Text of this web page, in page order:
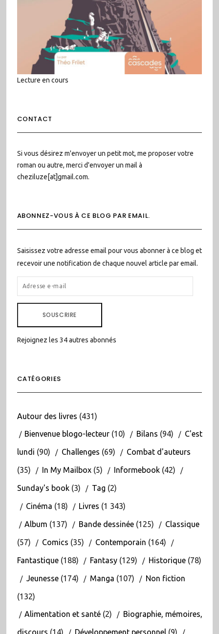
Lecture en cours
CONTACT
Si vous désirez m'envoyer un petit mot, me proposer votre
roman ou autre, merci d'envoyer un mail à
cheziluze[at]gmail.com.
ABONNEZ-VOUS À CE BLOG PAR EMAIL.
Saisissez votre adresse email pour vous abonner à ce blog et
recevoir une notification de chaque nouvel article par email.
ADRESSE
E-
SOUSCRIRE
Rejoignez les 34 autres abonnés
CATÉGORIES
Autour des livres (431)
Bienvenue blogo-lecteur(10) Bilans (94) C'est
lundi (90) Challenges (69) Combat d'auteurs
(35) In My Mailbox(5) Informebook(42)
Sunday's book(3) Tag (2)
Cinéma (18) Livres (1 343)
Album (137) Bande dessinée(125) Classique
(57) Comics (35) Contemporain (164)
Fantastique(188) Fantasy(129) Historique(78)
Jeunesse(174) Manga (107) Non fiction
(132)
Alimentation et santé(2) Biographie, mémoires,
discours (14) Développement personnel(9)